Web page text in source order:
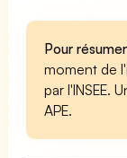
Pour
moment de
par l'INSEE.
APE.